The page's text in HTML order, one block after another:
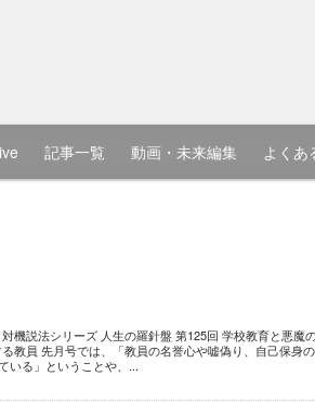
記事一覧 動画・未来編集 よくあ
機説法シリーズ 人生の羅針盤 第125回 学校教育と悪魔
員 先月号では、「教員の名誉心や嘘偽り、自己保身
いる」ということや、...